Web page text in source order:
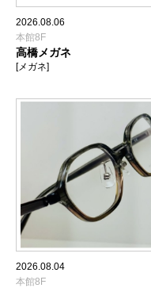
2026.08.06
本館8F
高橋メガネ
[メガネ]
2026.08.04
本館8F